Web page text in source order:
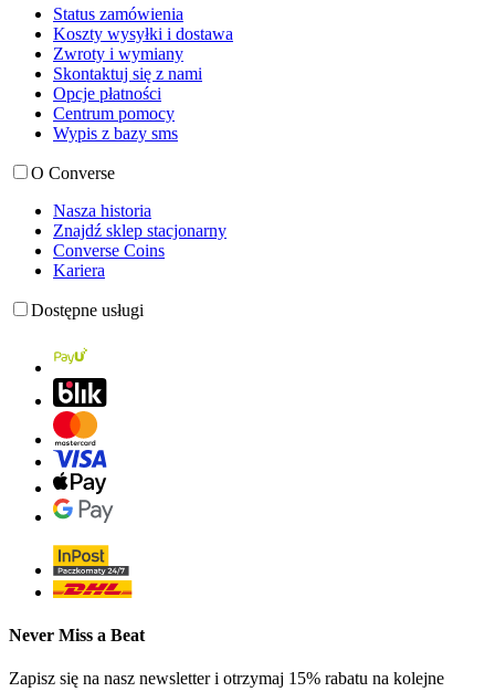
Status zamówienia
Koszty wysyłki i dostawa
Zwroty i wymiany
Skontaktuj się z nami
Opcje płatności
Centrum pomocy
Wypis z bazy sms
O Converse
Nasza historia
Znajdź sklep stacjonarny
Converse Coins
Kariera
Dostępne usługi
Never Miss a Beat
Zapisz się na nasz newsletter i otrzymaj 15% rabatu na kolejne